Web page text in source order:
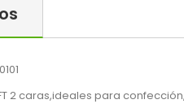
2 caras,ideales para